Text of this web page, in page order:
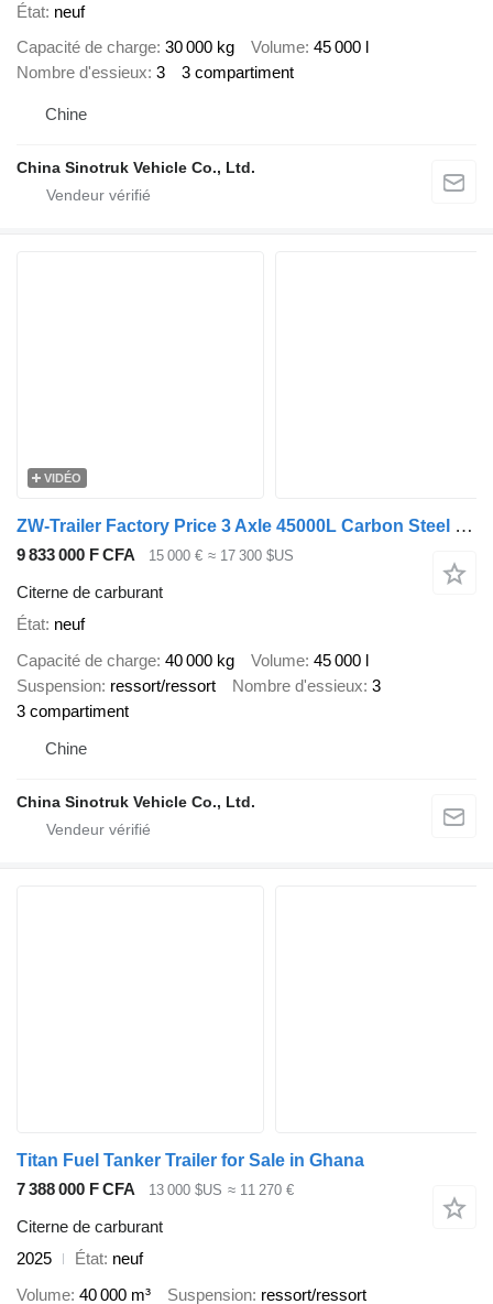
État neuf
Capacité de charge 30 000 kg Volume 45 000 l
Nombre d'essieux 3 3 compartiment
Chine
China Sinotruk Vehicle Co., Ltd.
VIDÉO
ZW-Trailer Factory Price 3 Axle 45000L Carbon Steel Fuel Tanker Semi Traile
9 833 000 F CFA 15 000 € ≈ 17 300 $US
Citerne de carburant
État neuf
Capacité de charge 40 000 kg Volume 45 000 l
Suspension ressort/ressort Nombre d'essieux 3
3 compartiment
Chine
China Sinotruk Vehicle Co., Ltd.
Titan Fuel Tanker Trailer for Sale in Ghana
7 388 000 F CFA
13 000 $US ≈ 11 270 €
Citerne de carburant
2025
État neuf
Volume 40 000 m³ Suspension ressort/ressort